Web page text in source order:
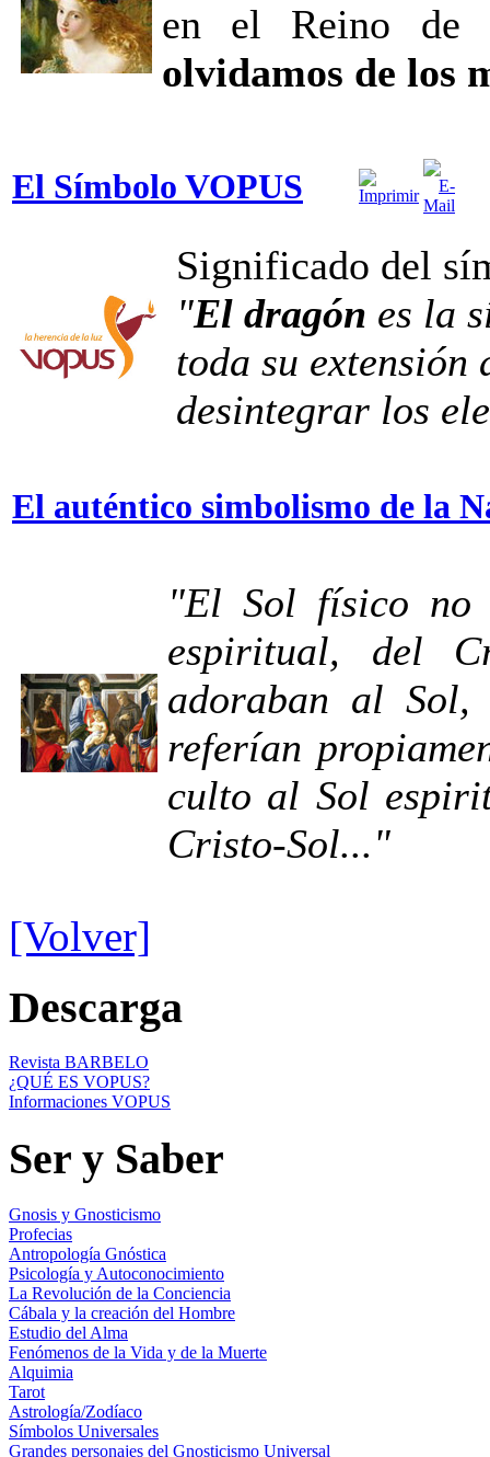
en el Reino de
olvidamos de los
El Símbolo VOPUS
Significado del
"El dragón es la
toda su
desintegrar los
El auténtico simbolismo de la
"El Sol físico no
espiritual, del
adoraban al
referían
culto al Sol
Cristo-Sol..."
[Volver]
Descarga
Revista BARBELO
¿QUÉ ES VOPUS?
Informaciones VOPUS
Ser y Saber
Gnosis y Gnosticismo
Profecias
Antropología Gnóstica
Psicología y Autoconocimiento
La Revolución de la Conciencia
Cábala y la creación del Hombre
Estudio del Alma
Fenómenos de la Vida y de la Muerte
Alquimia
Tarot
Astrología/Zodíaco
Símbolos Universales
Grandes personajes del Gnosticismo Universal